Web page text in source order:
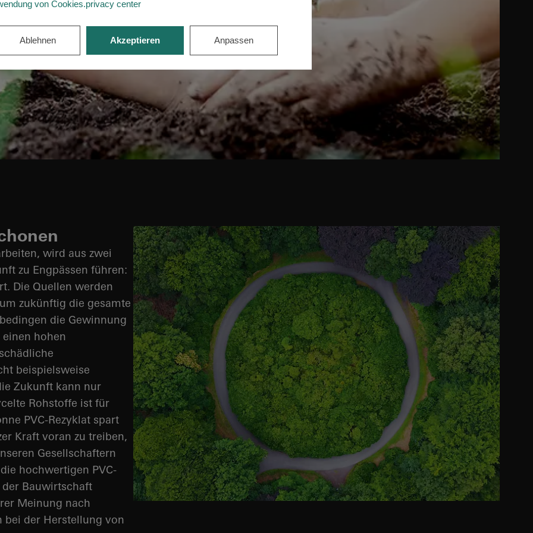
wird aus zwei
zu Engpässen führen:
Die Quellen werden
zukünftig die gesamte
die Gewinnung
hohen
beispielsweise
Zukunft kann nur
Rohstoffe ist für
PVC-Rezyklat spart
Kraft voran zu treiben,
Gesellschaftern
hochwertigen PVC-
Bauwirtschaft
Meinung nach
bei der Herstellung von
von Cookies.privacy center
Ablehnen Akzeptieren Anpassen